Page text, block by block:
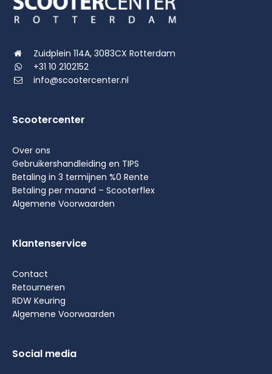
Zuidplein 114A, 3083CX Rotterdam
+31 10 2102152
info@scootercenter.nl
Scootercenter
Over ons
Gebruikershandleiding en TIPS
Betaling in 3 termijnen %0 Rente
Betaling per maand – Scooterflex
Algemene Voorwaarden
Klantenservice
Contact
Retourneren
RDW Keuring
Algemene Voorwaarden
Social media